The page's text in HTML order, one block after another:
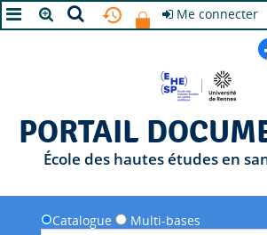
Me connecter
PORTAIL
École des hautes études en
Catalogue Multi-bases